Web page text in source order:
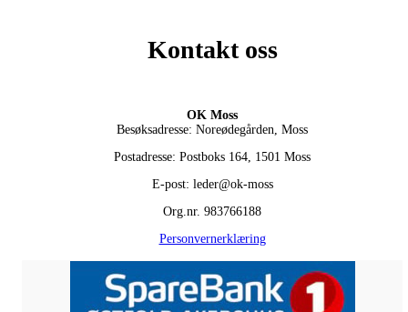
Kontakt oss
OK Moss
Besøksadresse: Noreødegården, Moss
Postadresse: Postboks 164, 1501 Moss
E-post: leder@ok-moss
Org.nr. 983766188
Personvernerklæring